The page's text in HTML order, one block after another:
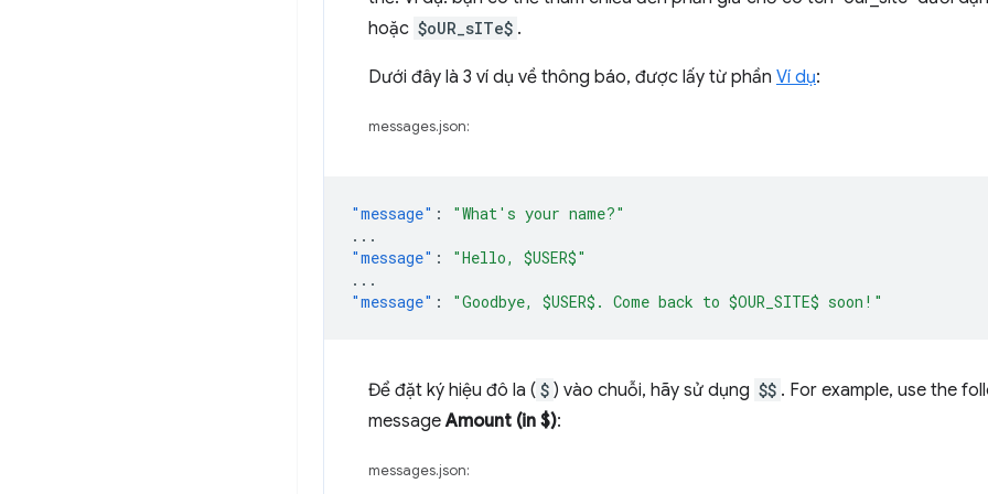
hoặc $oUR_sITe$ .
Dưới đây là 3 ví dụ về thông báo, được lấy từ phần Ví dụ:
messages.json:
"message" :
"What's your name?"
...
"message" :
"Hello, $USER$"
...
"message" : "Goodbye, $USER$. Come back to $OUR_SITE$ soon!"
Để đặt ký hiệu đô la ( $ ) vào chuỗi, hãy sử dụng $$ . For example, use the
messageAmount (in $):
messages.json: